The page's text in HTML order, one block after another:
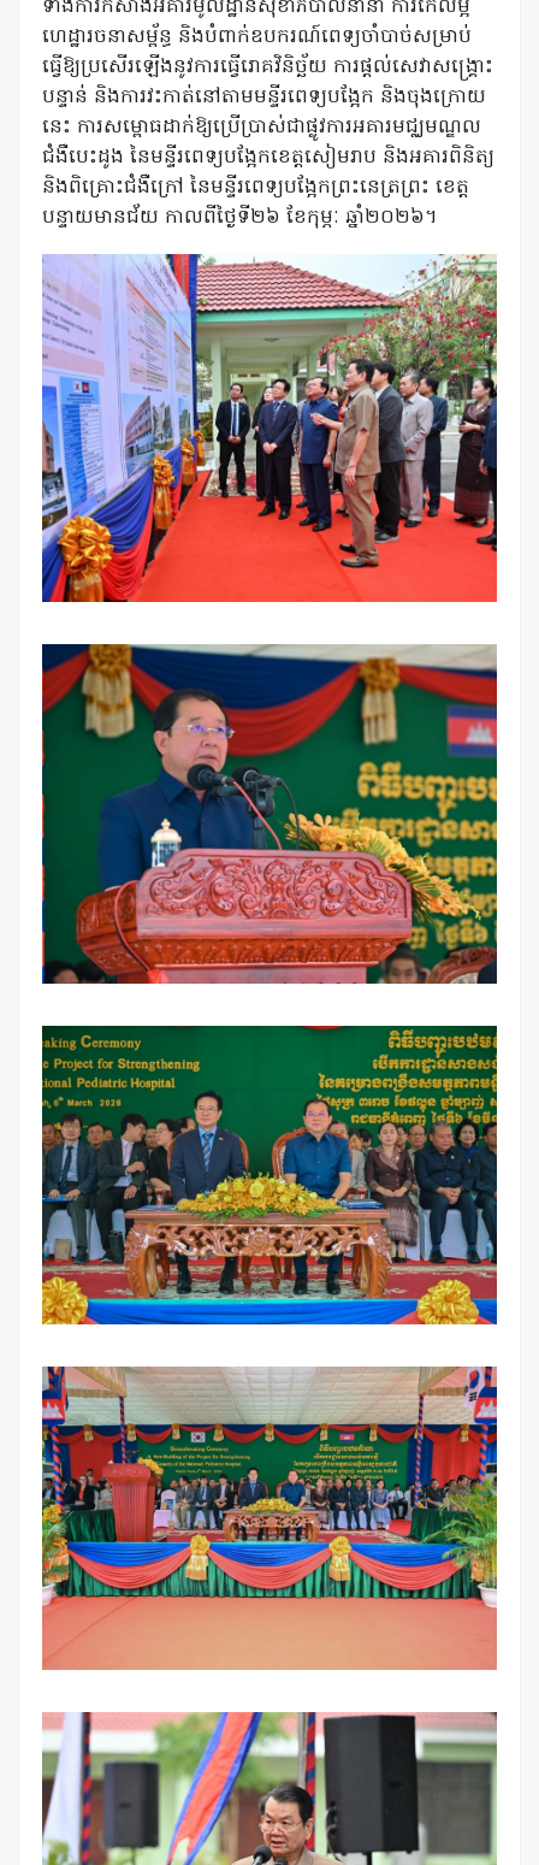
ទាំងការកសាងអគារមូលដ្ឋានសុខាភិបាលនានា ការកែលម្អ
ហេដ្ឋារចនាសម្ព័ន្ធ និងបំពាក់ឧបករណ៍ពេទ្យចាំបាច់សម្រាប់
ធ្វើឱ្យប្រសើរឡើងនូវការធ្វើរោគវិនិច្ឆ័យ ការផ្តល់សេវាសង្គ្រោះ
បន្ទាន់ និងការវះកាត់នៅតាមមន្ទីរពេទ្យបង្អែក និងចុងក្រោយ
នេះ ការសម្ពោធដាក់ឱ្យប្រើប្រាស់ជាផ្លូវការអគារមជ្ឈមណ្ឌល
ជំងឺបេះដូង នៃមន្ទីរពេទ្យបង្អែកខេត្តសៀមរាប និងអគារពិនិត្យ
និងពិគ្រោះជំងឺក្រៅ នៃមន្ទីរពេទ្យបង្អែកព្រះនេត្រព្រះ ខេត្ត
បន្ទាយមានជ័យ កាលពីថ្ងៃទី២៦ ខែកុម្ភៈ ឆ្នាំ២០២៦។